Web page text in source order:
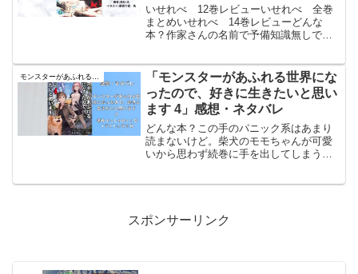
いせれべ 12巻レビューいせれべ 全巻
まとめいせれべ 14巻レビューどんな
本？作家さんの名前で予備知識無しで買
校生だった・・文章の書き方が凄く面白
くて進化の実を読んでい...
「モンスターがあふれる世界にな
ったので、好きに生きたいと思い
ます 4」感想・ネタバレ
どんな本？この手のパニック系はあまり
読まないけど。柴犬のモモちゃんが可愛
いから思わず続巻に手を出してしまう。
スポンサーリンク